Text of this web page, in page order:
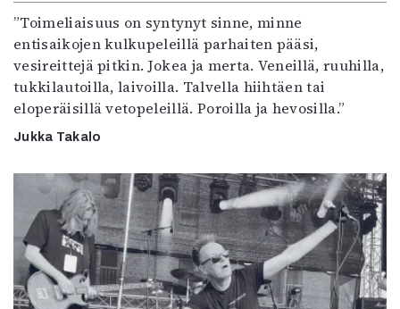
”Toimeliaisuus on syntynyt sinne, minne
entisaikojen kulkupeleillä parhaiten pääsi,
vesireittejä pitkin. Jokea ja merta. Veneillä, ruuhilla,
tukkilautoilla, laivoilla. Talvella hiihtäen tai
eloperäisillä vetopeleillä. Poroilla ja hevosilla.”
Jukka Takalo